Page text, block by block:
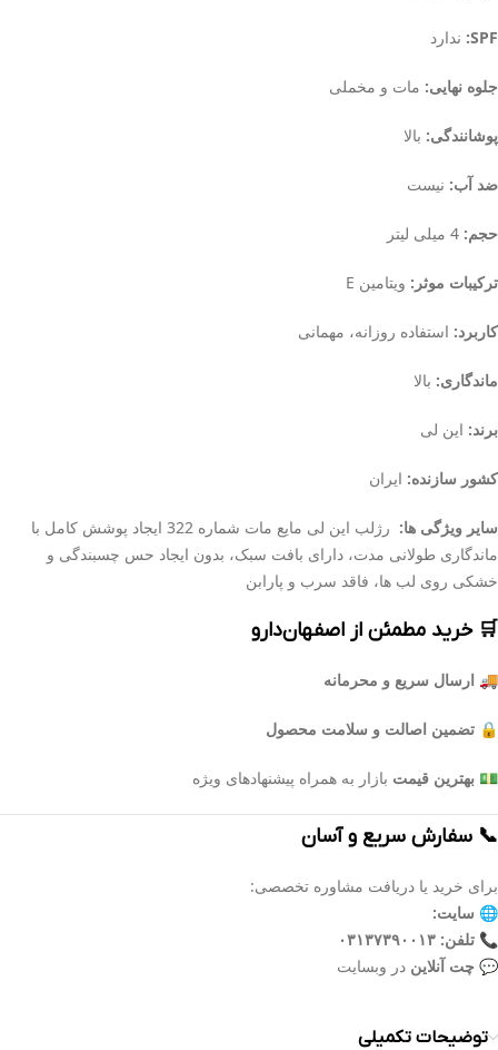
SPF: ندارد
جلوه نهایی: مات و مخملی
پوشانندگی: بالا
ضد آب: نیست
حجم:
ترکیبات موثر: ویتامین E
کاربرد: استفاده روزانه، مهمانی
ماندگاری: بالا
برند: این لی
کشور سازنده: ایران
سایر ویژگی ها:
رژلب این لی مایع مات شماره 322 ایجاد پوشش کامل با
ماندگاری طولانی مدت، دارای بافت سبک، بدون ایجاد حس چسبندگی و
خشکی روی لب ها، فاقد سرب و پارابن
🛒 خرید مطمئن از اصفهان‌دارو
🚚 ارسال سریع و محرمانه
🔒 تضمین اصالت و سلامت محصول
💵 بهترین قیمت بازار به همراه پیشنهادهای ویژه
📞 سفارش سریع و آسان
برای خرید یا دریافت مشاوره تخصصی:
🌐 سایت:
📞 تلفن: ۰۳۱۳۷۳۹۰۰۱۳
💬 چت آنلاین در وبسایت
توضیحات تکمیلی